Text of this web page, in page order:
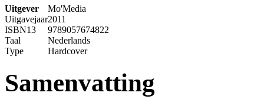
Uitgever
Mo'Media
Uitgavejaar2011
ISBN13
9789057674822
Taal
Nederlands
Type
Hardcover
Samenvatting